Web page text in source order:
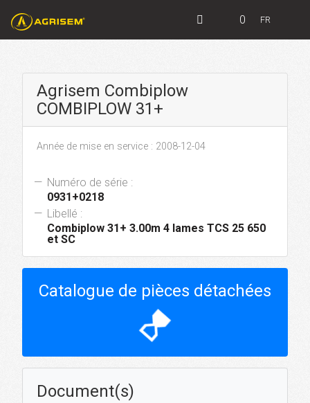
0 FR
Agrisem Combiplow
COMBIPLOW 31+
Année de mise en service : 2008-12-04
Numéro de série :
0931+0218
Libellé :
Combiplow 31+ 3.00m 4 lames TCS 25 650
et SC
Catalogue de pièces détachées
hourglass_top
Document(s)